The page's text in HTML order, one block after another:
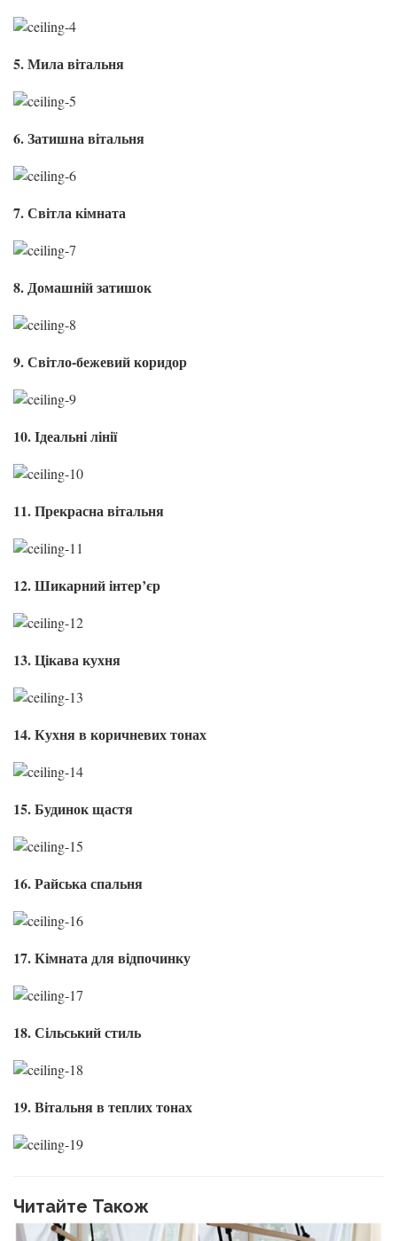
5. Мила вітальня
6. Затишна вітальня
7. Світла кімната
8. Домашній затишок
9. Світло-бежевий коридор
10. Ідеальні лінії
11. Прекрасна вітальня
12. Шикарний інтер’єр
13. Цікава кухня
14. Кухня в коричневих тонах
15. Будинок щастя
16. Райська спальня
17. Кімната для відпочинку
18. Сільський стиль
19. Вітальня в теплих тонах
Читайте Також